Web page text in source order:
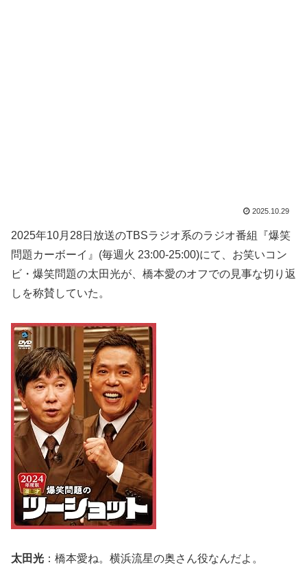
2025.10.29
2025年10月28日放送のTBSラジオ系のラジオ番組『爆笑
問題カーボーイ』(毎週火 23:00-25:00)にて、お笑いコン
ビ・爆笑問題の太田光が、橋本愛のオフでの見事な切り返
しを称賛していた。
太田光 ：橋本愛ね。横浜流星の奥さん役なんだよ。